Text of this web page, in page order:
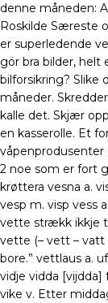
denne måneden:
Roskilde Særeste
er superledende
gör bra bilder, helt
bilforsikring?
måneder.
kalle det. Skjær
en kasserolle. Et
våpenprodusenter
2 noe som er fort
krøttera vesna a.
vesp m. visp vess
vette strækk ikkje
vette (– vett – vatt
bore.” vettlaus a.
vidje vidda
vike v. Etter